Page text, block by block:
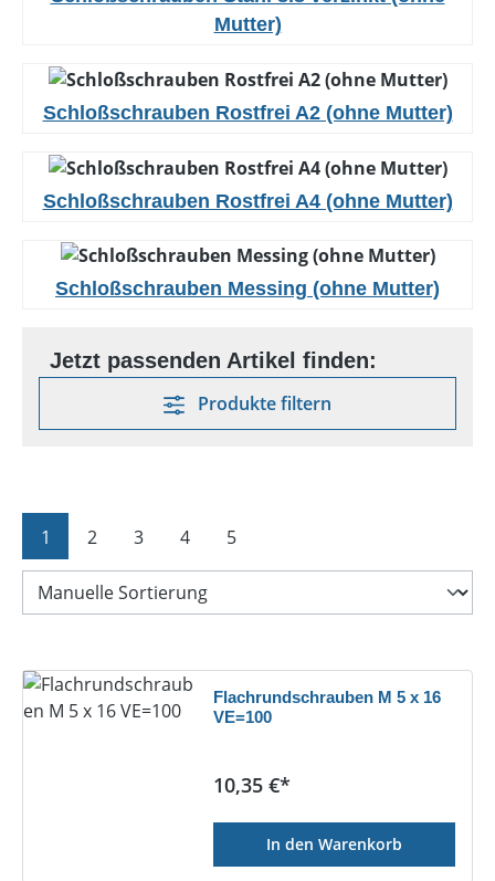
Mutter)
Schloßschrauben Rostfrei A2 (ohne Mutter)
Schloßschrauben Rostfrei A4 (ohne Mutter)
Schloßschrauben Messing (ohne Mutter)
Produkte filtern
Seite
1 Seite
2 Seite
3 Seite
4 Seite
5
Flachrundschrauben M 5 x 16
VE=100
Regulärer Preis:
10,35 €*
In den Warenkorb